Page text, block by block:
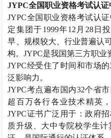
JYPC全国职业资格考试认证
JYPC全国职业资格考试认
定集团于1999年12 月 28日
早、规模较大、行业普遍认
构。JYPC是我国第三方职业
JYPC经受住了时间和市场
泛影响力。
JYPC考点遍布国内32个省市
超百万各行各业技术精英
JYPC证书广泛用于：政府
质升级、大中专院校学生